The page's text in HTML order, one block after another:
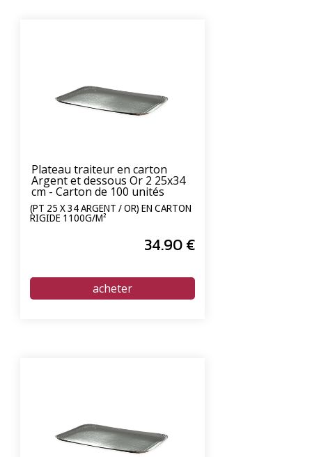
Plateau traiteur en carton
Argent et dessous Or 2 25x34
cm - Carton de 100 unités
(PT 25 X 34 ARGENT / OR) EN CARTON
RIGIDE 1100G/M²
34.90€